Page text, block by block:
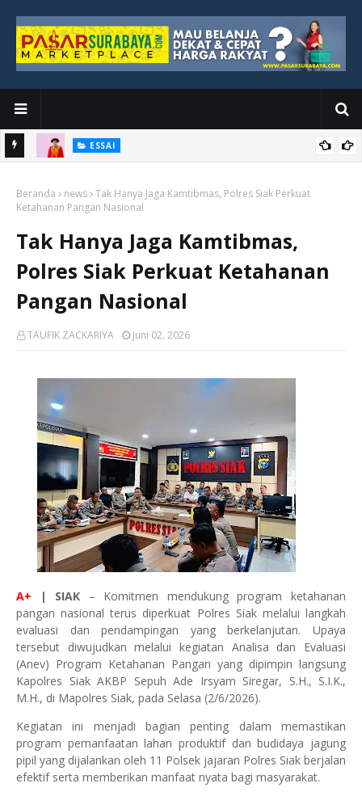
ESSAI
Tidak Berhenti di Panggung Wisuda
Beranda news Tak Hanya Jaga Kamtibmas, Polres Siak Perkuat
Ketahanan Pangan Nasional
Tak Hanya Jaga Kamtibmas,
Polres Siak Perkuat Ketahanan
Pangan Nasional
TAUFIK ZACKARIYA Juni 02, 2026
A+ | SIAK – Komitmen mendukung program ketahanan
pangan nasional terus diperkuat Polres Siak melalui langkah
evaluasi dan pendampingan yang berkelanjutan. Upaya
tersebut diwujudkan melalui kegiatan Analisa dan Evaluasi
(Anev) Program Ketahanan Pangan yang dipimpin langsung
Kapolres Siak AKBP Sepuh Ade Irsyam Siregar, S.H., S.I.K.,
M.H., di Mapolres Siak, pada Selasa (2/6/2026).
Kegiatan ini menjadi bagian penting dalam memastikan
program pemanfaatan lahan produktif dan budidaya jagung
pipil yang dijalankan oleh 11 Polsek jajaran Polres Siak berjalan
efektif serta memberikan manfaat nyata bagi masyarakat.